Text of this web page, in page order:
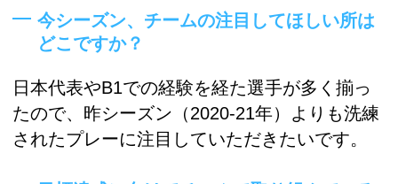
今シーズン、チームの注目してほしい所は
どこですか？
日本代表やB1での経験を経た選手が多く揃っ
たので、昨シーズン（2020-21年）よりも洗練
されたプレーに注目していただきたいです。